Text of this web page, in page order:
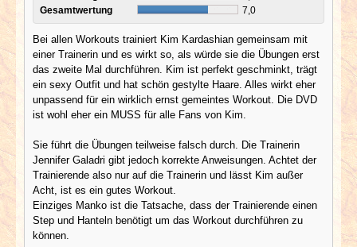
Gesamtwertung
7,0
Bei allen Workouts trainiert Kim Kardashian gemeinsam mit
einer Trainerin und es wirkt so, als würde sie die Übungen erst
das zweite Mal durchführen. Kim ist perfekt geschminkt, trägt
ein sexy Outfit und hat schön gestylte Haare. Alles wirkt eher
unpassend für ein wirklich ernst gemeintes Workout. Die DVD
ist wohl eher ein MUSS für alle Fans von Kim.
Sie führt die Übungen teilweise falsch durch. Die Trainerin
Jennifer Galadri gibt jedoch korrekte Anweisungen. Achtet der
Trainierende also nur auf die Trainerin und lässt Kim außer
Acht, ist es ein gutes Workout.
Einziges Manko ist die Tatsache, dass der Trainierende einen
Step und Hanteln benötigt um das Workout durchführen zu
können.